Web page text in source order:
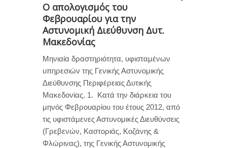
Ο απολογισμός του
Φεβρουαρίου για την
Αστυνομική Διεύθυνση Δυτ.
Μακεδονίας
Μηνιαία δραστηριότητα, υφισταμένων
υπηρεσιών της Γενικής Αστυνομικής
Διεύθυνσης Περιφέρειας Δυτικής
Μακεδονίας. 1. Κατά την διάρκεια του
μηνός Φεβρουαρίου του έτους 2012, από
τις υφιστάμενες Αστυνομικές Διευθύνσεις
(Γρεβενών, Καστοριάς, Κοζάνης &
Φλώρινας), της Γενικής Αστυνομικής